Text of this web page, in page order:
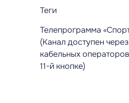
Теги
Телепрограмма
(Канал доступен через
кабельных
11-й кнопке)